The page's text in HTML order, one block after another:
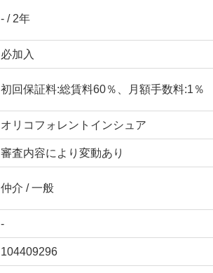
- / 2年
必加入
初回保証料:総賃料60％、月額手数料:1％
オリコフォレントインシュア
審査内容により変動あり
仲介 / 一般
-
104409296